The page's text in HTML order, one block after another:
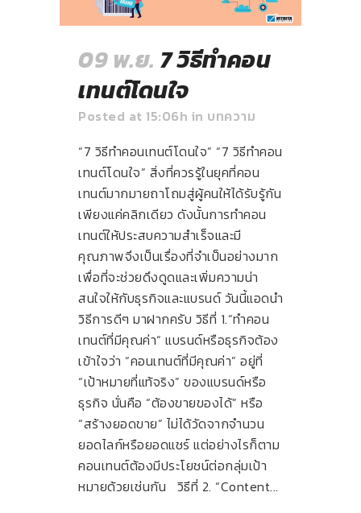
09 พ.ย. 7 วิธีทำคอน
เทนต์โดนใจ
Posted at 15:06h in บทความ
“7 วิธีทำคอนเทนต์โดนใจ” “7 วิธีทำคอน
เทนต์โดนใจ” สิ่งที่ควรรู้ในยุคที่คอน
เทนต์มากมายถาโถมสู่ผู้คนให้ได้รับรู้กัน
เพียงแค่คลิกเดียว ดังนั้นการทำคอน
เทนต์ให้ประสบความสำเร็จและมี
คุณภาพจึงเป็นเรื่องที่จำเป็นอย่างมาก
เพื่อที่จะช่วยดึงดูดและเพิ่มความน่า
สนใจให้กับธุรกิจและแบรนด์ วันนี้แอดนำ
วิธีการดีๆ มาฝากครับ วิธีที่ 1.“ทำคอน
เทนต์ที่มีคุณค่า“ แบรนด์หรือธุรกิจต้อง
เข้าใจว่า “คอนเทนต์ที่มีคุณค่า” อยู่ที่
“เป้าหมายที่แท้จริง” ของแบรนด์หรือ
ธุรกิจ นั่นคือ “ต้องขายของได้” หรือ
“สร้างยอดขาย” ไม่ได้วัดจากจำนวน
ยอดไลก์หรือยอดแชร์ แต่อย่างไรก็ตาม
คอนเทนต์ต้องมีประโยชน์ต่อกลุ่มเป้า
หมายด้วยเช่นกัน วิธีที่ 2. “Content...